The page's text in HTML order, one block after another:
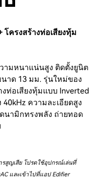
ครงสร้างท่อเสียงทุ้ม
ามหนาแน่นสูง ติดตั้งยูนิต
าด 13 มม. รุ่นใหม่ของ
ท่อเสียงทุ้มแบบ Inverted
ความละเอียดสูง
นามิกทรงพลัง ถ่ายทอด
สูญเสีย โปรดใช้อุปกรณ์เล่นที่
และเข้าไปที่แอป Edifier